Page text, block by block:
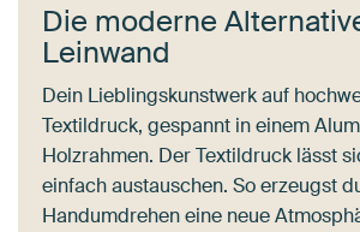
Die moderne
Leinwand
Dein Lieblingskunstwerk auf
Textildruck, gespannt in einem
Holzrahmen. Der Textildruck lässt
einfach austauschen. So erzeugst
Handumdrehen eine neue